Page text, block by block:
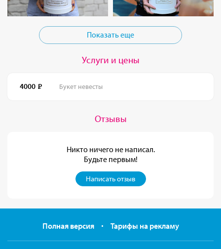
Показать еще
Услуги и цены
4000 Букет невесты
Отзывы
Никто ничего не написал.
Будьте первым!
Написать отзыв
Полная версия Тарифы на рекламу